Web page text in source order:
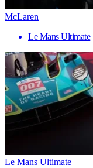
McLaren
Le Mans Ultimate
Le Mans Ultimate